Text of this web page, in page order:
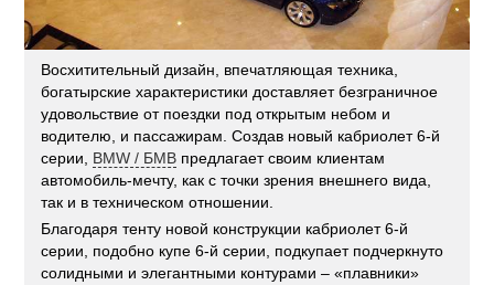
Восхитительный дизайн, впечатляющая техника,
богатырские характеристики доставляет безграничное
удовольствие от поездки под открытым небом и
водителю, и пассажирам. Создав новый кабриолет 6-й
серии, BMW / БМВ предлагает своим клиентам
автомобиль-мечту, как с точки зрения внешнего вида,
так и в техническом отношении.
Благодаря тенту новой конструкции кабриолет 6-й
серии, подобно купе 6-й серии, подкупает подчеркнуто
солидными и элегантными контурами – «плавники»